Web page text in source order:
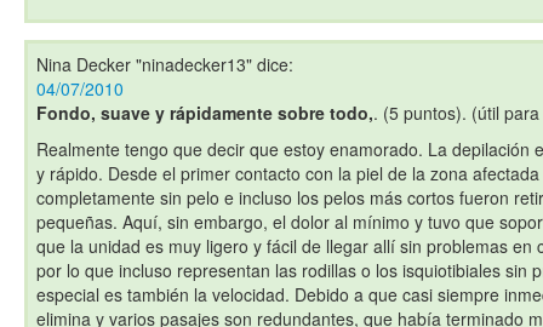
Nina Decker "ninadecker13" dice:
04/07/2010
Fondo, suave y rápidamente sobre todo,. (5 puntos). (útil
Realmente tengo que decir que estoy enamorado. La depilación
y rápido. Desde el primer contacto con la piel de la zona
completamente sin pelo e incluso los pelos más cortos fueron
pequeñas. Aquí, sin embargo, el dolor al mínimo y tuvo que
que la unidad es muy ligero y fácil de llegar allí sin problemas en
por lo que incluso representan las rodillas o los isquiotibiales sin
especial es también la velocidad. Debido a que casi siempre
elimina y varios pasajes son redundantes, que había terminado